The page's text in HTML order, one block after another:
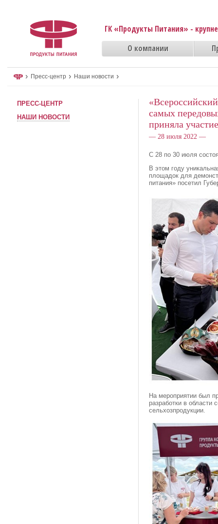
ГК «Продукты Питания» -
О компании
› Пресс-центр › Наши новости ›
ПРЕСС-ЦЕНТР
НАШИ НОВОСТИ
самых
приняла
— 28 июля 2022 —
С 28 по 30 июля
В этом году
площадок для
питания» посетил
На мероприятии был
разработки в
сельхозпродукции.